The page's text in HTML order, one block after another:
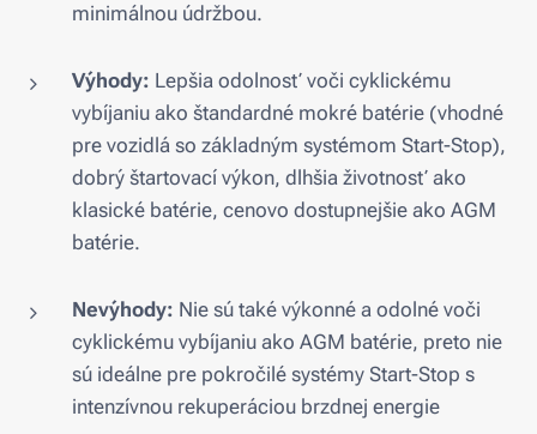
minimálnou údržbou.
Výhody: Lepšia odolnosť voči cyklickému
vybíjaniu ako štandardné mokré batérie (vhodné
pre vozidlá so základným systémom Start-Stop),
dobrý štartovací výkon, dlhšia životnosť ako
klasické batérie, cenovo dostupnejšie ako AGM
batérie.
Nevýhody: Nie sú také výkonné a odolné voči
cyklickému vybíjaniu ako AGM batérie, preto nie
sú ideálne pre pokročilé systémy Start-Stop s
intenzívnou rekuperáciou brzdnej energie